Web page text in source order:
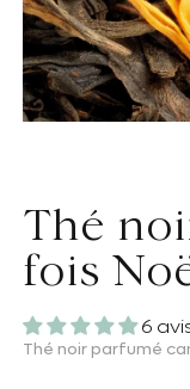
Thé
fois
6
Thé noir parfumé